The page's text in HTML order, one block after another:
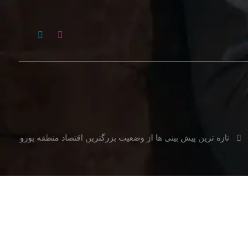
تازه ترین پیش بینی ها از وضعیت بزرگترین اقتصاد منطقه یورو